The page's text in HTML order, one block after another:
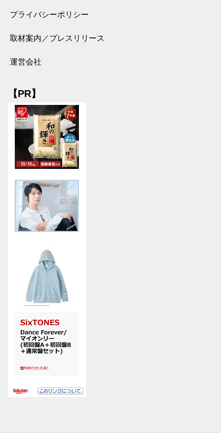
プライバシーポリシー
取材案内／プレスリリース
運営会社
【PR】